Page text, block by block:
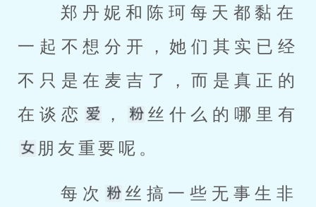
一起不想分开，她们其实已经
不只是在麦吉了，而是真正的
在谈恋
，
丝什么的哪里有
朋友重要呢。
每次
丝搞一些无事生非